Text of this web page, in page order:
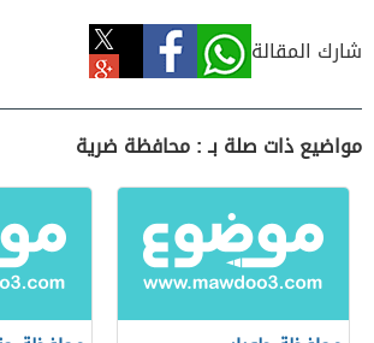
شارك المقالة
مواضيع ذات صلة بـ : محافظة ضرية